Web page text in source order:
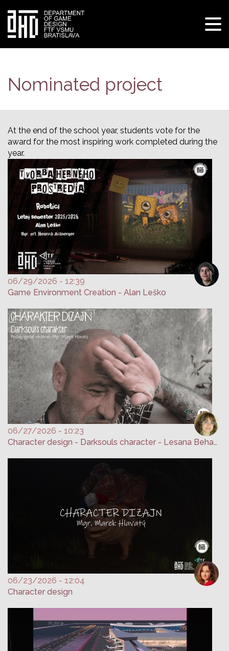
main
content
Nominated project
At the end of the school year, students vote for the
award for the most inspiring work completed during the
year.
06/29/2026 - 12:39
Game Environment Creation - Alan Leško
06/27/2026 - 10:23
Character design - Darksouls character - Lesana Behanová
06/23/2026 - 12:04
Character design